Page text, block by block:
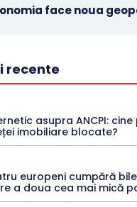
face noua
recente
asupra ANCPI:
imobiliare blocate?
europeni cumpără
a doua cea mai mică